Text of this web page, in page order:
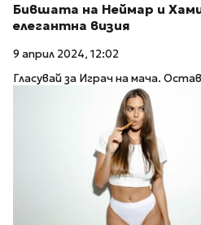
Бившата на Неймар и
елегантна визия
9 април 2024, 12:02
Гласувай за Играч на мача.